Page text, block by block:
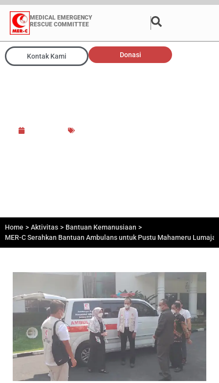
MEDICAL EMERGENCY
RESCUE COMMITTEE
Kontak Kami Donasi
Home > Aktivitas > Bantuan Kemanusiaan >
MER-C Serahkan Bantuan Ambulans untuk Pustu Mahameru